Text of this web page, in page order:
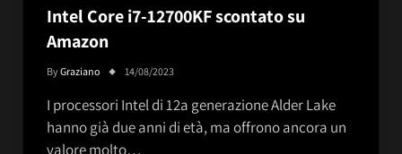
Intel Core i7-12700KF scontato su
Amazon
ByGraziano 14/08/2023
I processori Intel di 12a generazione Alder Lake
hanno già due anni di età, ma offrono ancora un
valore molto…